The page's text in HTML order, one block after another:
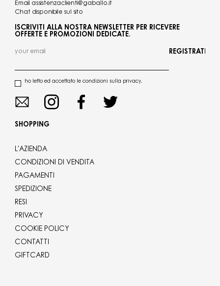
Email assistenzaclienti@gaballo.it
Chat disponibile sul sito
ISCRIVITI ALLA NOSTRA NEWSLETTER PER RICEVERE
OFFERTE E PROMOZIONI DEDICATE.
ho letto ed accettato le condizioni sulla privacy.
REGISTRATI
SHOPPING
L'AZIENDA
CONDIZIONI DI VENDITA
PAGAMENTI
SPEDIZIONE
RESI
PRIVACY
COOKIE POLICY
CONTATTI
GIFTCARD